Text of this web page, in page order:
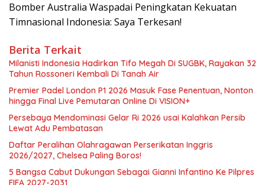
Bomber Australia Waspadai Peningkatan Kekuatan
Timnasional Indonesia: Saya Terkesan!
Berita Terkait
Milanisti Indonesia Hadirkan Tifo Megah Di SUGBK, Rayakan 32
Tahun Rossoneri Kembali Di Tanah Air
Premier Padel London P1 2026 Masuk Fase Penentuan, Nonton
hingga Final Live Pemutaran Online Di VISION+
Persebaya Mendominasi Gelar Ri 2026 usai Kalahkan Persib
Lewat Adu Pembatasan
Daftar Peralihan Olahragawan Perserikatan Inggris
2026/2027, Chelsea Paling Boros!
5 Bangsa Cabut Dukungan Sebagai Gianni Infantino Ke Pilpres
FIFA 2027-2031